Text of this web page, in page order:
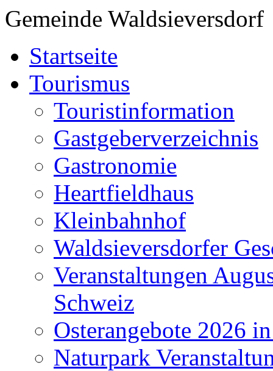
Gemeinde Waldsieversdorf
Startseite
Tourismus
Touristinformation
Gastgeberverzeichnis
Gastronomie
Heartfieldhaus
Kleinbahnhof
Waldsieversdorfer
Veranstaltungen
Schweiz
Osterangebote 2026
Naturpark